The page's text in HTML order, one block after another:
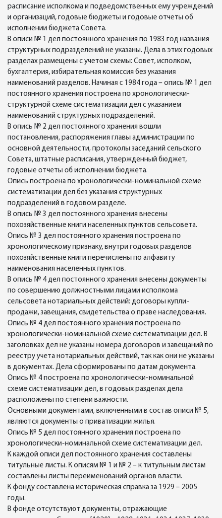
расписание исполкома и подведомственных ему учреждений
и организаций, годовые бюджеты и годовые отчеты об
исполнении бюджета Совета.
В описи № 1 дел постоянного хранения по 1983 год названия
структурных подразделений не указаны. Дела в этих годовых
разделах размещены с учетом схемы: Совет, исполком,
бухгалтерия, избирательная комиссия без указания
наименований разделов. Начиная с 1984 года – опись № 1 дел
постоянного хранения построена по хронологически-
структурной схеме систематизации дел с указанием
наименований структурных подразделений.
В опись № 2 дел постоянного хранения вошли
постановления, распоряжения главы администрации по
основной деятельности, протоколы заседаний сельского
Совета, штатные расписания, утвержденный бюджет,
годовые отчеты об исполнении бюджета.
Опись построена по хронологически-номинальной схеме
систематизации дел без указания структурных
подразделений в годовом разделе.
В опись № 3 дел постоянного хранения внесены
похозяйственные книги населенных пунктов сельсовета.
Опись № 3 дел постоянного хранения построена по
хронологическому признаку, внутри годовых разделов
похозяйственные книги перечислены по алфавиту
наименования населенных пунктов.
В опись № 4 дел постоянного хранения внесены документы
по совершению должностными лицами исполкома
сельсовета нотариальных действий: договоры купли-
продажи, завещания, свидетельства о праве наследования.
Опись № 4 дел постоянного хранения построена по
хронологически-номинальной схеме систематизации дел. В
заголовках дел не указаны номера договоров и завещаний по
реестру учета нотариальных действий, так как они не указаны
в документах. Дела сформированы по датам документа.
Опись № 4 построена по хронологически-номинальной
схеме систематизации дел, в годовых разделах дела
расположены по степени важности.
Основными документами, включенными в состав описи № 5,
являются документы о приватизации жилья.
Опись № 5 дел постоянного хранения построена по
хронологически-номинальной схеме систематизации дел.
К каждой описи дел постоянного хранения составлены
титульные листы. К описям № 1 и № 2 – к титульным листам
составлены листы переименований органов власти.
К фонду составлена историческая справка за 1929 – 2005
годы.
В фонде отсутствуют документы, отражающие